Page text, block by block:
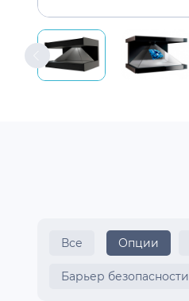
Все Опции
Барьер безопасности